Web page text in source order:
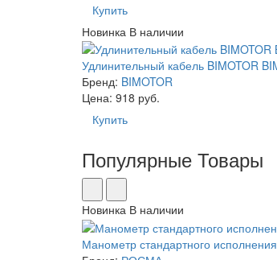
Купить
Новинка В наличии
Удлинительный кабель BIMOTOR
Бренд: BIMOTOR
Цена: 918 руб.
Купить
Популярные Товары
Новинка В наличии
Манометр стан­дар­тно­го